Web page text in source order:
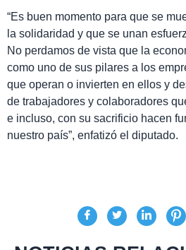
“Es buen momento para que se
la solidaridad y que se unan
No perdamos de vista que la
como uno de sus pilares a los
que operan o invierten en ellos y
de trabajadores y colaboradores
e incluso, con su sacrificio hacen
nuestro país”, enfatizó el diputado.